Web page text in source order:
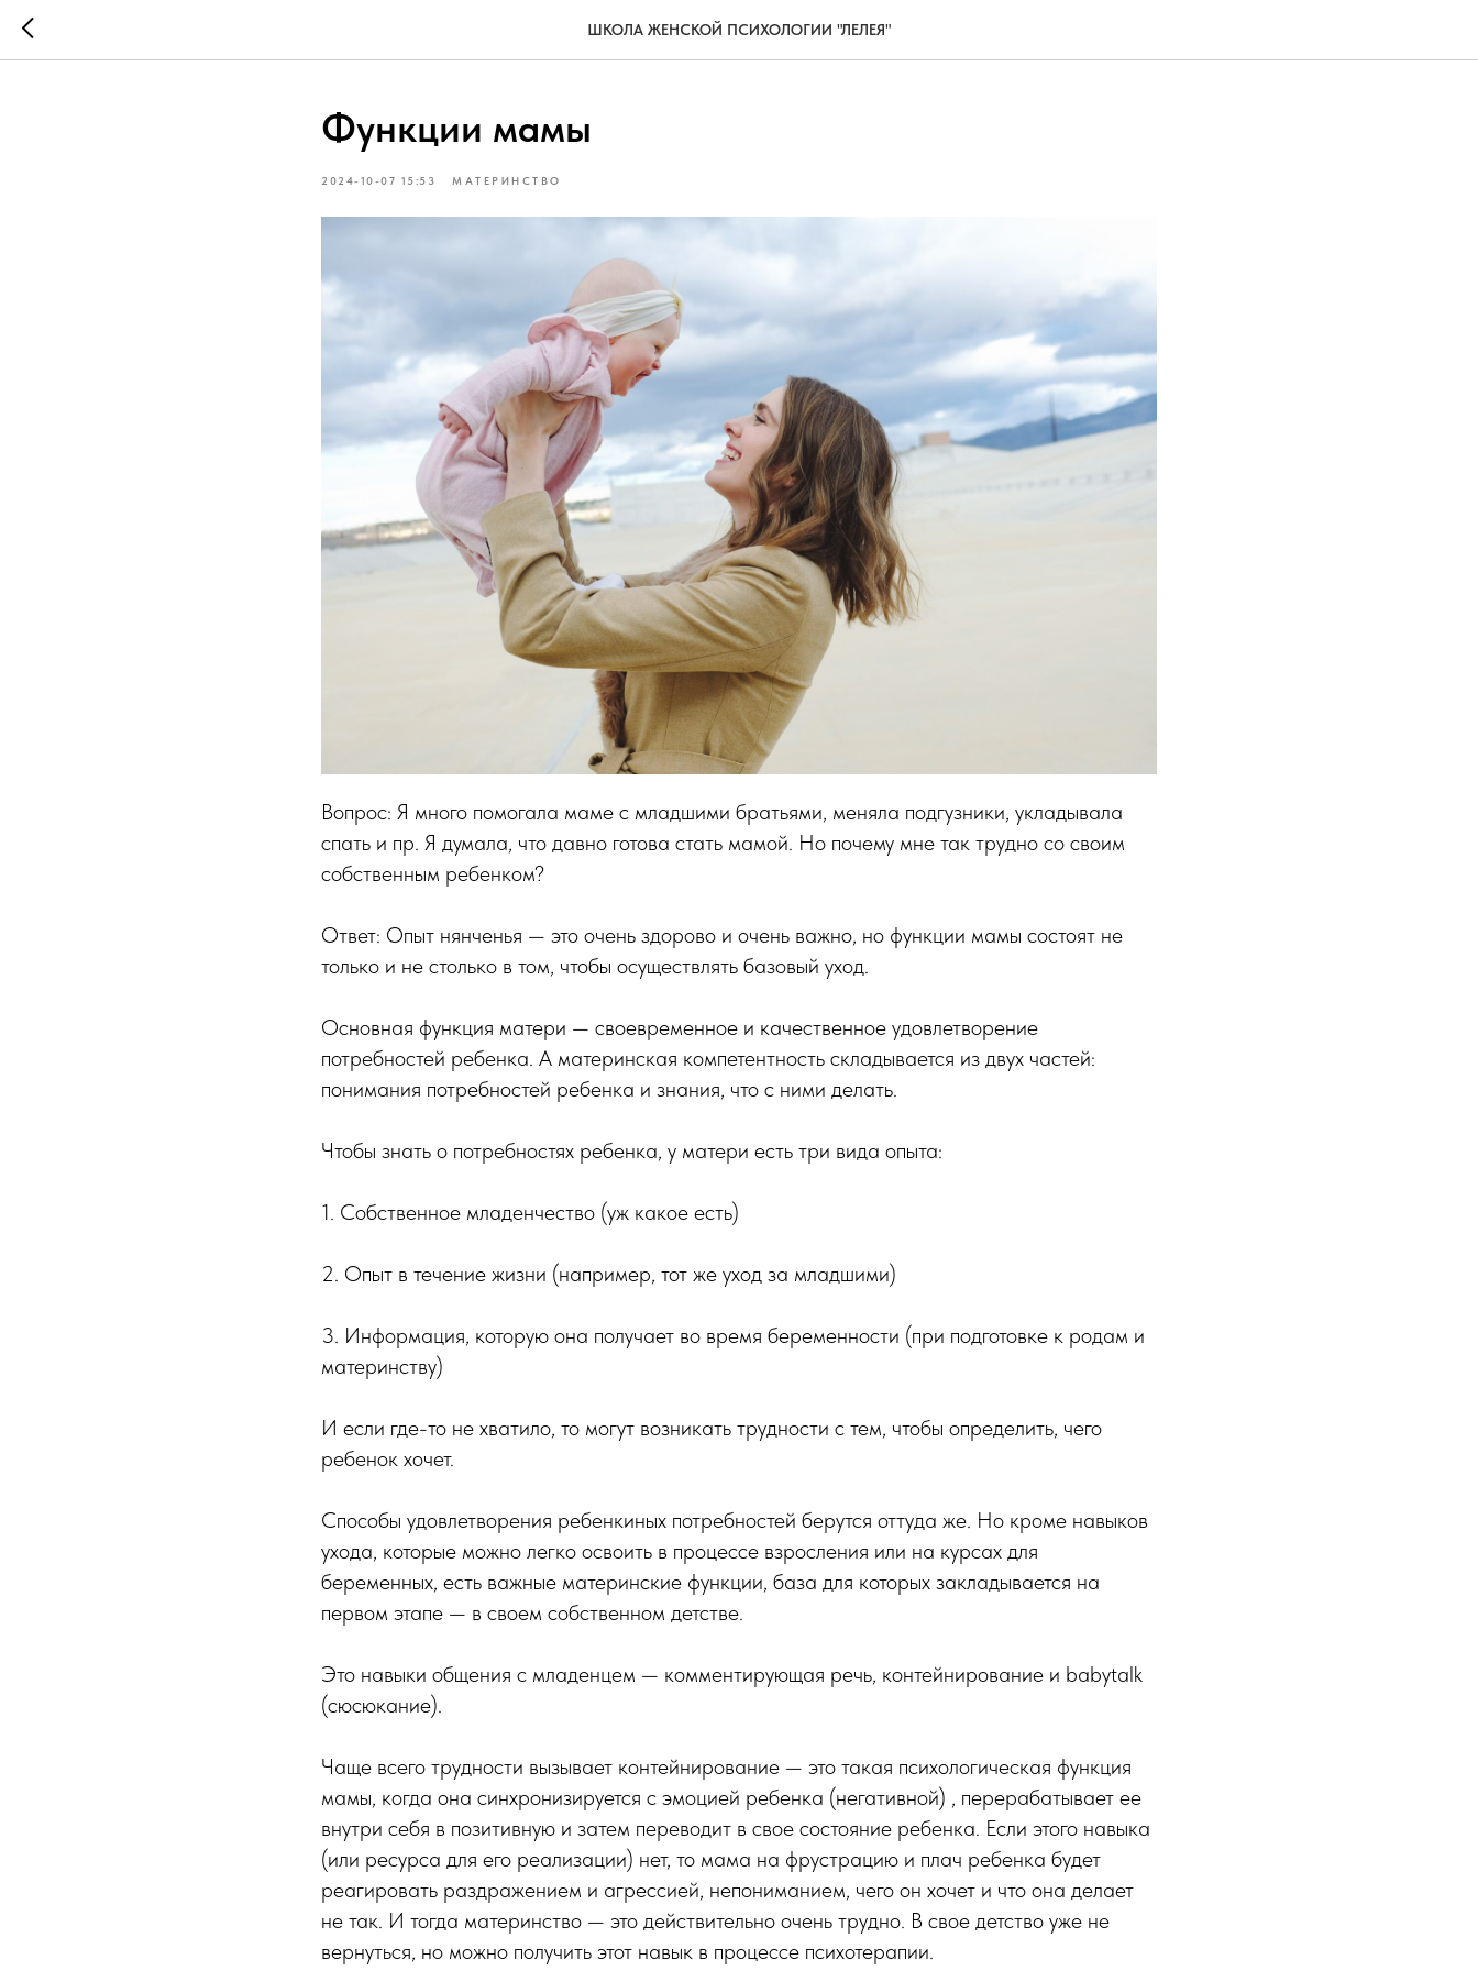
ШКОЛА ЖЕНСКОЙ ПСИХОЛОГИИ "ЛЕЛЕЯ"
Функции мамы
2024-10-07 15:53 МАТЕРИНСТВО
Вопрос: Я много помогала маме с младшими братьями, меняла подгузники, укладывала
спать и пр. Я думала, что давно готова стать мамой. Но почему мне так трудно со своим
собственным ребенком?
Ответ: Опыт нянченья — это очень здорово и очень важно, но функции мамы состоят не
только и не столько в том, чтобы осуществлять базовый уход.
Основная функция матери — своевременное и качественное удовлетворение
потребностей ребенка. А материнская компетентность складывается из двух частей:
понимания потребностей ребенка и знания, что с ними делать.
Чтобы знать о потребностях ребенка, у матери есть три вида опыта:
1. Собственное младенчество (уж какое есть)
2. Опыт в течение жизни (например, тот же уход за младшими)
3. Информация, которую она получает во время беременности (при подготовке к родам и
материнству)
И если где-то не хватило, то могут возникать трудности с тем, чтобы определить, чего
ребенок хочет.
Способы удовлетворения ребенкиных потребностей берутся оттуда же. Но кроме навыков
ухода, которые можно легко освоить в процессе взросления или на курсах для
беременных, есть важные материнские функции, база для которых закладывается на
первом этапе — в своем собственном детстве.
Это навыки общения с младенцем — комментирующая речь, контейнирование и babytalk
(сюсюкание).
Чаще всего трудности вызывает контейнирование — это такая психологическая функция
мамы, когда она синхронизируется с эмоцией ребенка (негативной) , перерабатывает ее
внутри себя в позитивную и затем переводит в свое состояние ребенка. Если этого навыка
(или ресурса для его реализации) нет, то мама на фрустрацию и плач ребенка будет
реагировать раздражением и агрессией, непониманием, чего он хочет и что она делает
не так. И тогда материнство — это действительно очень трудно. В свое детство уже не
вернуться, но можно получить этот навык в процессе психотерапии.